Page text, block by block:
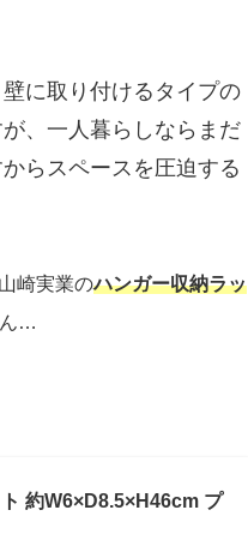
に取り付けるタイプの
、一人暮らしならまだ
らスペースを圧迫する
崎実業のハンガー収納ラッ
ん…
約W6×D8.5×H46cm プ